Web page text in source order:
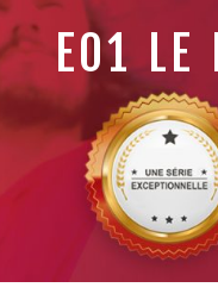
E01